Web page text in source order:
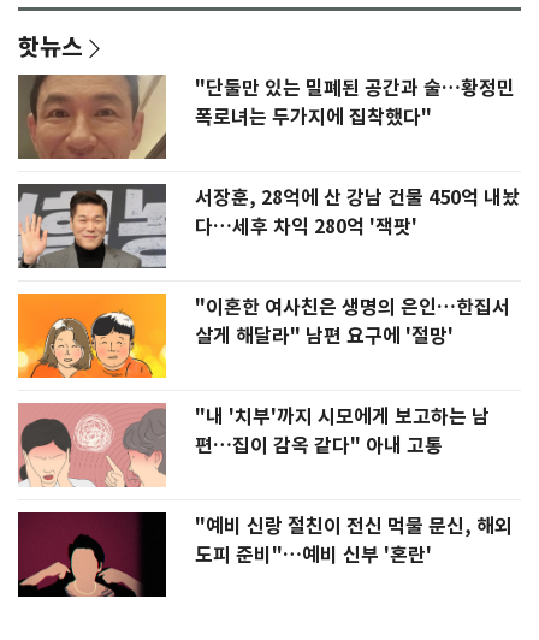
핫뉴스
"단둘만 있는 밀폐된 공간과 술…황정민
폭로녀는 두가지에 집착했다"
서장훈, 28억에 산 강남 건물 450억 내놨
다…세후 차익 280억 '잭팟'
"이혼한 여사친은 생명의 은인…한집서
살게 해달라" 남편 요구에 '절망'
"내 '치부'까지 시모에게 보고하는 남
편…집이 감옥 같다" 아내 고통
"예비 신랑 절친이 전신 먹물 문신, 해외
도피 준비"…예비 신부 '혼란'